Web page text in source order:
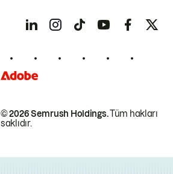
© 2026 Semrush Holdings.Tüm hakları
saklıdır.